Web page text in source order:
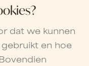
dat we kunnen
en hoe